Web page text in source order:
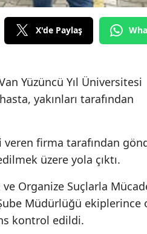
Edirne
Elazığ
Erzurum
Gaziantep
Giresun
Gümüşhane
Hakkari
X'de Paylaş
Yüzüncü Yıl Üniversitesi
yakınları tarafından
firma tarafından
üzere yola çıktı.
ve Organize Suçlarla
Müdürlüğü ekiplerince
kontrol edildi.